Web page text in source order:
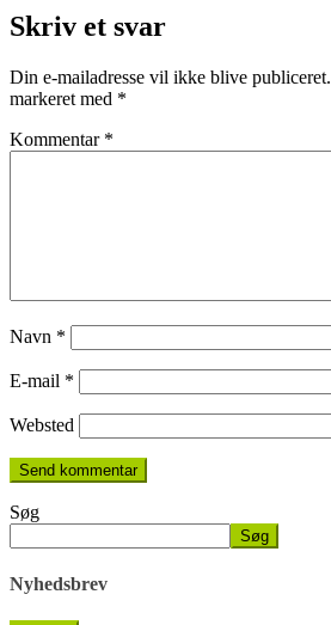
Skriv et svar
Din e-mailadresse vil ikke blive publiceret.
markeret med *
Kommentar *
Navn *
E-mail *
Websted
Søg
Søg
Nyhedsbrev